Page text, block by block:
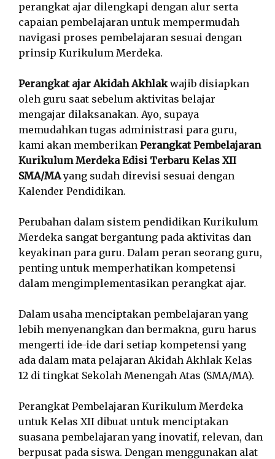
perangkat ajar dilengkapi dengan alur serta
capaian pembelajaran untuk mempermudah
navigasi proses pembelajaran sesuai dengan
prinsip Kurikulum Merdeka.
Perangkat ajar Akidah Akhlakwajib disiapkan
oleh guru saat sebelum aktivitas belajar
mengajar dilaksanakan. Ayo, supaya
memudahkan tugas administrasi para guru,
kami akan memberikan Perangkat Pembelajaran
Kurikulum Merdeka Edisi Terbaru Kelas XII
SMA/MAyang sudah direvisi sesuai dengan
Kalender Pendidikan.
Perubahan dalam sistem pendidikan Kurikulum
Merdeka sangat bergantung pada aktivitas dan
keyakinan para guru. Dalam peran seorang guru,
penting untuk memperhatikan kompetensi
dalam mengimplementasikan perangkat ajar.
Dalam usaha menciptakan pembelajaran yang
lebih menyenangkan dan bermakna, guru harus
mengerti ide-ide dari setiap kompetensi yang
ada dalam mata pelajaran Akidah Akhlak Kelas
12 di tingkat Sekolah Menengah Atas (SMA/MA).
Perangkat Pembelajaran Kurikulum Merdeka
untuk Kelas XII dibuat untuk menciptakan
suasana pembelajaran yang inovatif, relevan, dan
berpusat pada siswa. Dengan menggunakan alat